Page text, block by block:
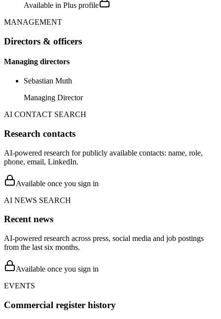
Available in Plus profile
MANAGEMENT
Directors & officers
Managing directors
Sebastian Muth
Managing Director
AI CONTACT SEARCH
Research contacts
AI-powered research for publicly available contacts: name, role,
phone, email, LinkedIn.
Available once you sign in
AI NEWS SEARCH
Recent news
AI-powered research across press, social media and job postings
from the last six months.
Available once you sign in
EVENTS
Commercial register history